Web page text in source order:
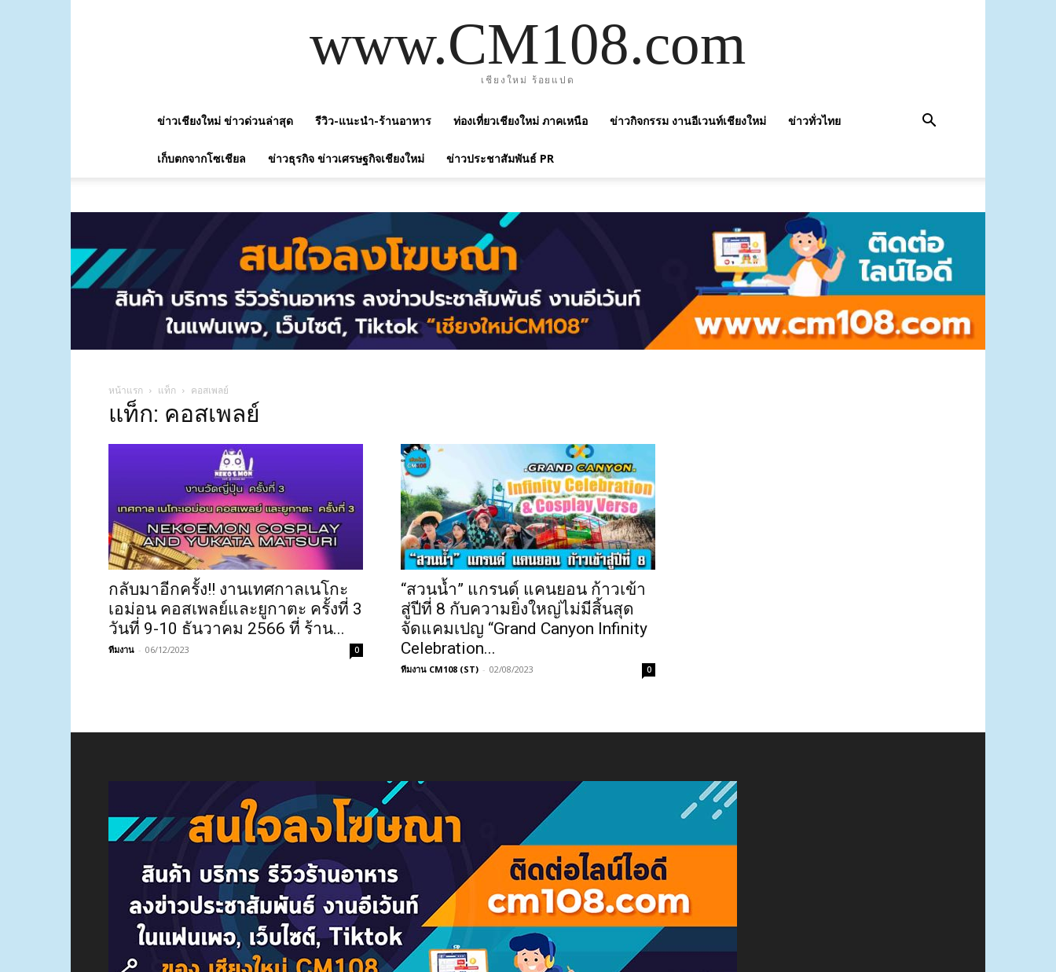
www.CM108.com
เชียงใหม่ ร้อยแปด
ข่าวเชียงใหม่ ข่าวด่วนล่าสุด รีวิว-แนะนำ-ร้านอาหาร ท่องเที่ยวเชียงใหม่ ภาคเหนือ ข่าวกิจกรรม งานอีเวนท์เชียงใหม่ ข่าวทั่วไทย
เก็บตกจากโซเชียล ข่าวธุรกิจ ข่าวเศรษฐกิจเชียงใหม่ ข่าวประชาสัมพันธ์ PR
หน้าแรก แท็ก คอสเพลย์
แท็ก: คอสเพลย์
กลับมาอีกครั้ง!! งานเทศกาลเนโกะ
เอม่อน คอสเพลย์และยูกาตะ ครั้งที่ 3
วันที่ 9-10 ธันวาคม 2566 ที่ ร้าน...
ทีมงาน - 06/12/2023 0
“สวนน้ำ” แกรนด์ แคนยอน ก้าวเข้า
สู่ปีที่ 8 กับความยิ่งใหญ่ไม่มีสิ้นสุด
จัดแคมเปญ “Grand Canyon Infinity
Celebration...
ทีมงาน CM108 (ST) - 02/08/2023 0